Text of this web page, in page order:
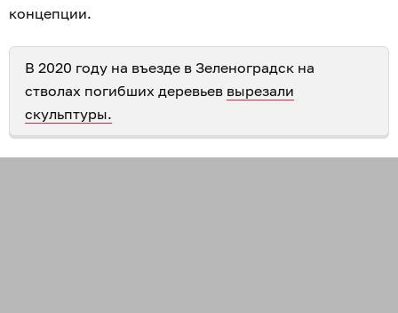
концепции.
В 2020 году на въезде в Зеленоградск на
стволах погибших деревьев вырезали
скульптуры.